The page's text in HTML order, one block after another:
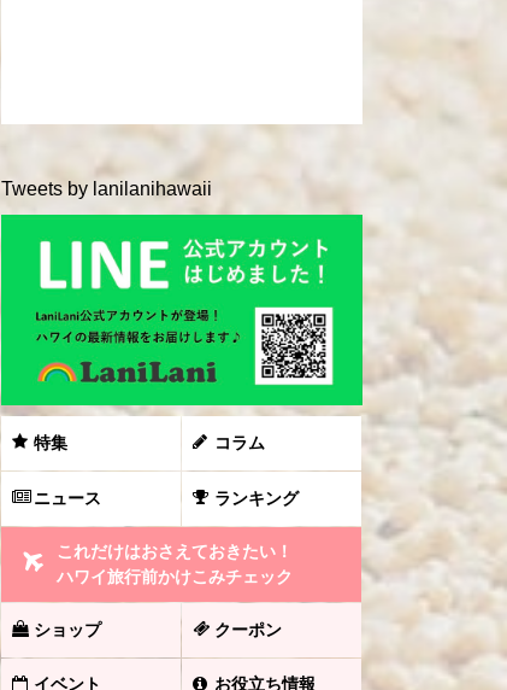
Tweets by lanilanihawaii
特集 コラム
ニュース ランキング
これだけはおさえておきたい！
ハワイ旅行前かけこみチェック
ショップ クーポン
イベント お役立ち情報